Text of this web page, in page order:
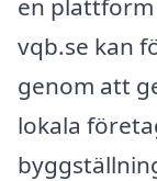
en
vqb.se kan
genom att
lokala